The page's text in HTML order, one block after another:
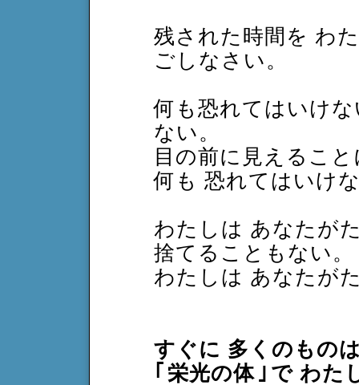
残された時間を わ
ごしなさい。
何も恐れてはいけ
ない。
目の前に見えるこ
何も 恐れてはいけ
わたしは あなたが
捨てることもない。
わたしは あなたが
すぐに 多くのもの
｢ 栄光の体 ｣ で わた